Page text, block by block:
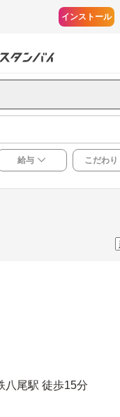
インストール
給与 こだわり
八尾駅 徒歩15分